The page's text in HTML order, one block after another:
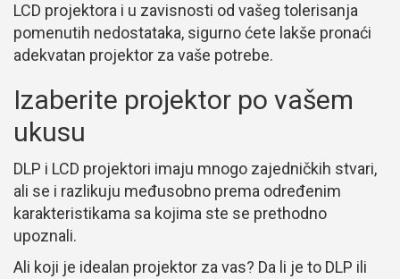
LCD projektora i u zavisnosti od vašeg tolerisanja
pomenutih nedostataka, sigurno ćete lakše pronaći
adekvatan projektor za vaše potrebe.
Izaberite projektor po vašem
ukusu
DLP i LCD projektori imaju mnogo zajedničkih stvari,
ali se i razlikuju međusobno prema određenim
karakteristikama sa kojima ste se prethodno
upoznali.
Ali koji je idealan projektor za vas? Da li je to DLP ili